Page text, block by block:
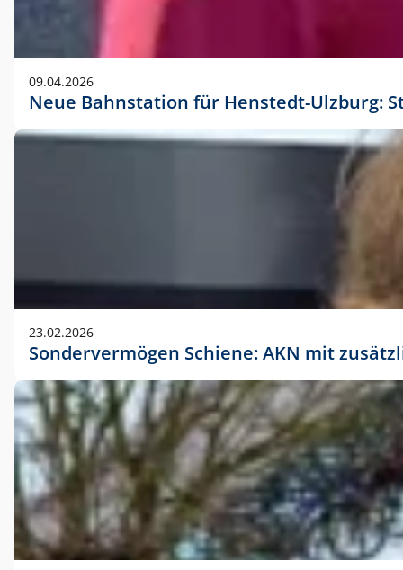
09.04.2026
Neue Bahnstation für Henstedt-Ulzburg:
23.02.2026
Sondervermögen Schiene: AKN mit